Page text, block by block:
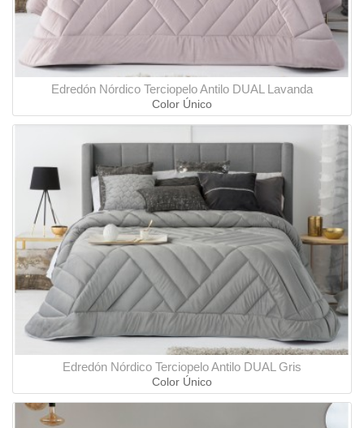
Edredón Nórdico Terciopelo Antilo DUAL Lavanda
Color Único
Edredón Nórdico Terciopelo Antilo DUAL Gris
Color Único